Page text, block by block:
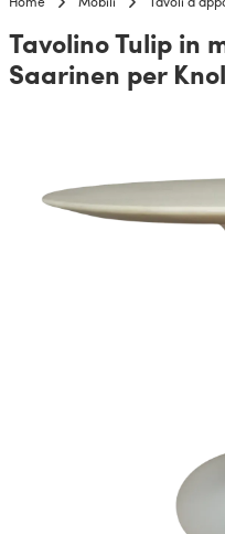
Tavolino Tulip in
Saarinen per